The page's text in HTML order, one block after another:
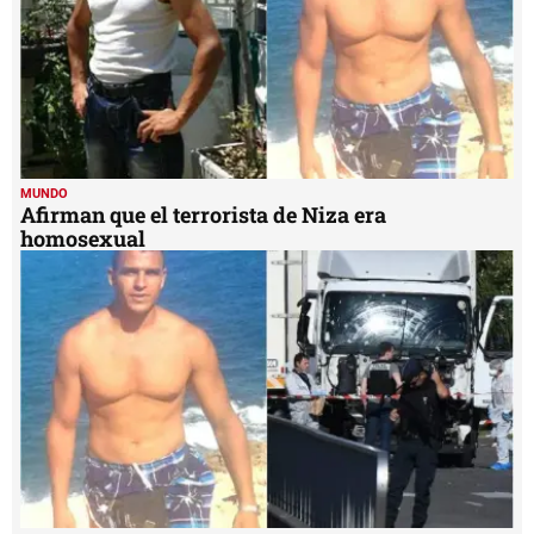
MUNDO
Afirman que el terrorista de Niza era
homosexual